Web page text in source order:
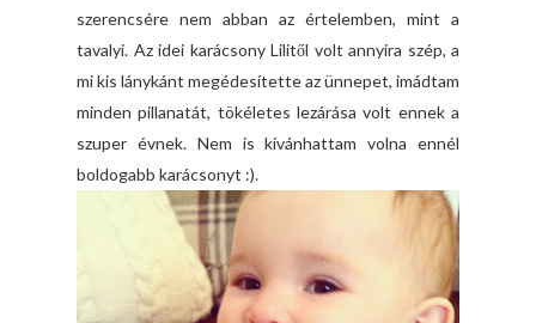
szerencsére nem abban az értelemben, mint a
tavalyi. Az idei karácsony Lilitől volt annyira szép, a
mi kis lánykánt megédesítette az ünnepet, imádtam
minden pillanatát, tökéletes lezárása volt ennek a
szuper évnek. Nem is kívánhattam volna ennél
boldogabb karácsonyt :).